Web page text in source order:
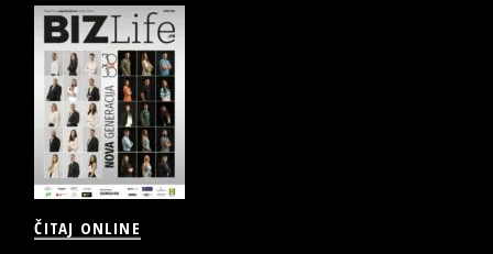
ČITAJ ONLINE